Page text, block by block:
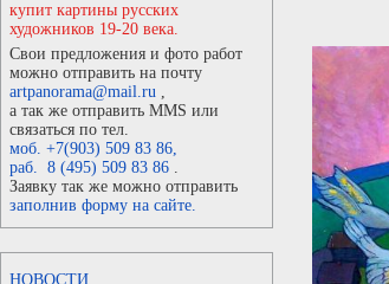
купит картины русских
художников 19-20 века.
Свои предложения и фото работ
можно отправить на почту
artpanorama@mail.ru ,
а так же отправить MMS или
связаться по тел.
моб. +7(903) 509 83 86,
раб. 8 (495) 509 83 86 .
Заявку так же можно отправить
заполнив форму на сайте.
НОВОСТИ